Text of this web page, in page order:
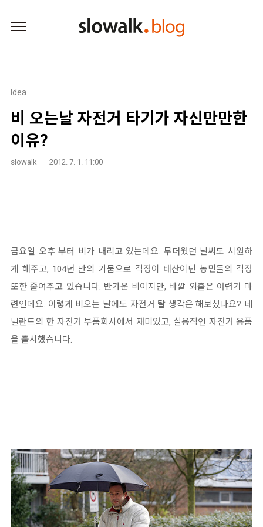
Idea
비 오는날 자전거 타기가 자신만만한
이유?
slowalk 2012. 7. 1. 11:00
금요일 오후 부터 비가 내리고 있는데요. 무더웠던 날씨도 시원하
게 해주고, 104년 만의 가뭄으로 걱정이 태산이던 농민들의 걱정
또한 줄여주고 있습니다. 반가운 비이지만, 바깥 외출은 어렵기 마
련인데요. 이렇게 비오는 날에도 자전거 탈 생각은 해보셨나요? 네
덜란드의 한 자전거 부품회사에서 재미있고, 실용적인 자전거 용품
을 출시했습니다.